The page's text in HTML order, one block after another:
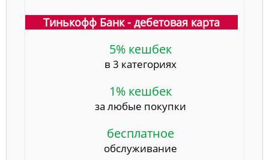
Тинькофф Банк - дебетовая карта
5% кешбек
в 3 категориях
1% кешбек
за любые покупки
бесплатное
обслуживание